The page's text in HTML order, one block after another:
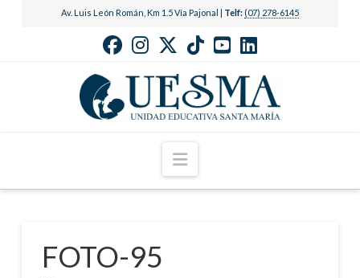
Av. Luis León Román, Km 1.5 Vía Pajonal | Telf: (07) 278-6145
Navigation
FOTO-95